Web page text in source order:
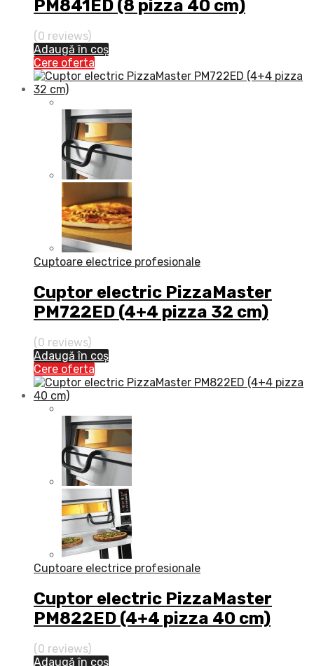
PM841ED (8 pizza 40 cm)
(0 reviews)
Adaugă în coș
Cere oferta
Cuptoare electrice profesionale
Cuptor electric PizzaMaster
PM722ED (4+4 pizza 32 cm)
(0 reviews)
Adaugă în coș
Cere oferta
Cuptoare electrice profesionale
Cuptor electric PizzaMaster
PM822ED (4+4 pizza 40 cm)
(0 reviews)
Adaugă în coș